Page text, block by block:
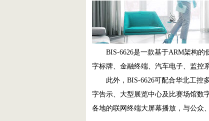
BIS-6626是一款基于ARM架构的
字标牌、金融终端、汽车电子、监控
此外，BIS-6626可配合华北工控
字告示、大型展览中心及比赛场馆数
各地的联网终端大屏幕播放，与公众